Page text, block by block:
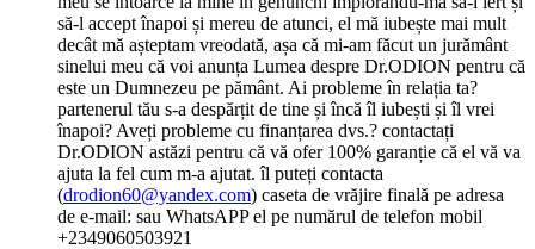
să-l accept înapoi și mereu de atunci, el mă iubește mai mult
decât mă așteptam vreodată, așa că mi-am făcut un jurământ
sinelui meu că voi anunța Lumea despre Dr.ODION pentru că
este un Dumnezeu pe pământ. Ai probleme în relația ta?
partenerul tău s-a despărțit de tine și încă îl iubești și îl vrei
înapoi? Aveți probleme cu finanțarea dvs.? contactați
Dr.ODION astăzi pentru că vă ofer 100% garanție că el vă va
ajuta la fel cum m-a ajutat. îl puteți contacta
(drodion60@yandex.com) caseta de vrăjire finală pe adresa
de e-mail: sau WhatsAPP el pe numărul de telefon mobil
+2349060503921